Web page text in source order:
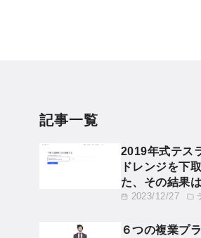
記事一覧
2023/12/27
2019年式テス
ドレンジを下
た、その結果
６つの複業プ